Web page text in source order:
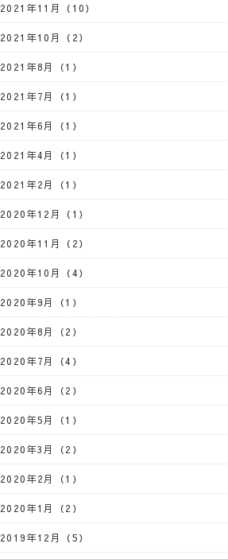
2021年11月（10）
2021年10月（2）
2021年8月（1）
2021年7月（1）
2021年6月（1）
2021年4月（1）
2021年2月（1）
2020年12月（1）
2020年11月（2）
2020年10月（4）
2020年9月（1）
2020年8月（2）
2020年7月（4）
2020年6月（2）
2020年5月（1）
2020年3月（2）
2020年2月（1）
2020年1月（2）
2019年12月（5）